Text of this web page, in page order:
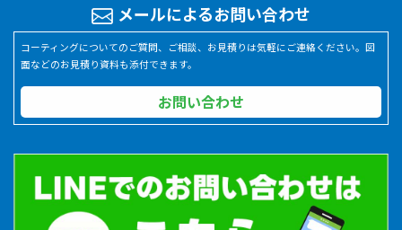
メールによるお問い合わせ
コーティングについてのご質問、ご相談、お見積りは気軽にご連絡ください。図
面などのお見積り資料も添付できます。
お問い合わせ